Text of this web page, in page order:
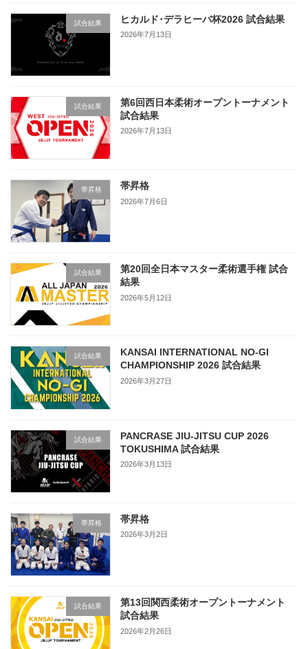
試合結果 ヒカルド･デラヒーバ杯2026 試合結果
2026年7月13日
試合結果
第6回西日本柔術オープントーナメント
試合結果
2026年7月13日
帯昇格 帯昇格
2026年7月6日
試合結果
第20回全日本マスター柔術選手権 試合
結果
2026年5月12日
試合結果
KANSAI INTERNATIONAL NO-GI
CHAMPIONSHIP 2026 試合結果
2026年3月27日
試合結果
PANCRASE JIU-JITSU CUP 2026
TOKUSHIMA 試合結果
2026年3月13日
帯昇格 帯昇格
2026年3月2日
試合結果
第13回関西柔術オープントーナメント
試合結果
2026年2月26日